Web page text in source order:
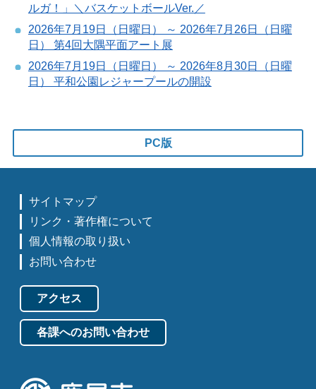
ルガ！」＼バスケットボールVer.／
2026年7月19日（日曜日） ～ 2026年7月26日（日曜
日） 第4回大隅平面アート展
2026年7月19日（日曜日） ～ 2026年8月30日（日曜
日） 平和公園レジャープールの開設
PC版
サイトマップ
リンク・著作権について
個人情報の取り扱い
お問い合わせ
アクセス
各課へのお問い合わせ